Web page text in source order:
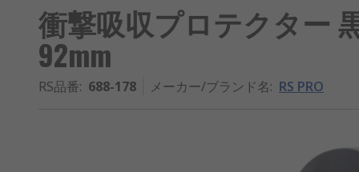
衝撃吸収プロテクター
92mm
RS品番: 688-178 メーカー/ブランド名: RS PRO